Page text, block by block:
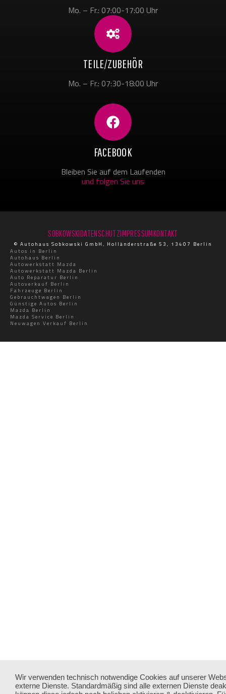
Mo. – Fr.: 07:00-17:00 Uhr
TEILE/ZUBEHÖR
Mo. – Fr.: 07:30-18:00 Uhr
FACEBOOK
Bleiben Sie auf dem Laufenden
und folgen Sie uns
SOBKOWSKIDATENSCHUTZIMPRESSUMKONTAKT
© Autohaus Sobkowski GmbH, Holländerstraße 53, 13407 Berlin
Autos in Berlin
Autohaus Berlin
Autowerkstatt Mazda
Autowerkstatt Mazda Berlin
Auto Reparatur Berlin
Autoverkauf Berlin
Fahrzeuge Berlin
Gebrauchtwagen Berlin
Günstige Autos Berlin
Mazda Berlin
Mazda Service Berlin
Neuwagen Verkauf Berlin
Wir verwenden technisch notwendige Cookies auf unserer
externe Dienste. Standardmäßig sind alle externen Dienste